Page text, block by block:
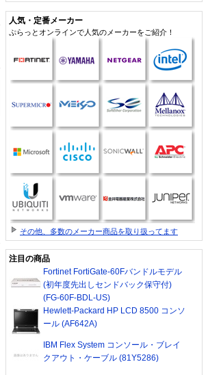
人気・定番メーカー
ぷらっとオンラインで人気のメーカーをご紹介！
その他、多数のメーカー商品を取り扱ってます
注目の商品
Fortinet FortiGate-60Fバンドルモデル
(初年度先出しセンドバック保守付)
(FG-60F-BDL-US)
Hewlett-Packard HP LCD 8500 コンソ
ール (AF642A)
IBM Flex System コンソール・ブレイ
クアウト・ケーブル (81Y5286)